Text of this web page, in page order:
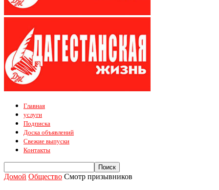
Главная
услуги
Подписка
Доска объявлений
Свежие выпуски
Контакты
Домой Общество Смотр призывников